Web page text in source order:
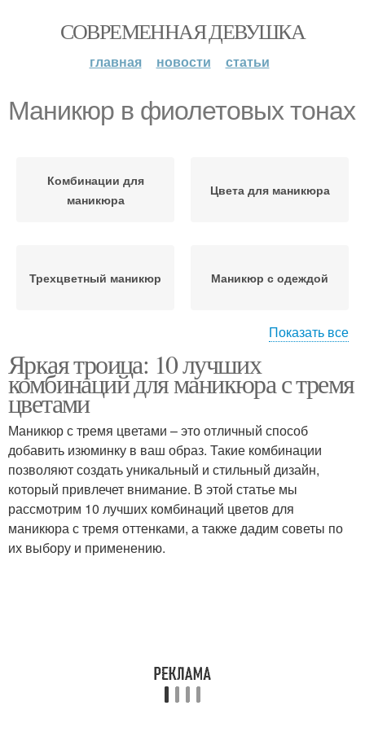
СОВРЕМЕННАЯ ДЕВУШКА
главная новости статьи
Маникюр в фиолетовых тонах
Комбинации для
маникюра
Цвета для маникюра
Трехцветный маникюр Маникюр с одеждой
трехцветного маникюра
Градиентный маникюр
Маникюр в
зависимости
Показать все
Яркая троица: 10 лучших
комбинаций для маникюра с тремя
цветами
Маникюр с тремя цветами – это отличный способ
добавить изюминку в ваш образ. Такие комбинации
позволяют создать уникальный и стильный дизайн,
который привлечет внимание. В этой статье мы
рассмотрим 10 лучших комбинаций цветов для
маникюра с тремя оттенками, а также дадим советы по
их выбору и применению.